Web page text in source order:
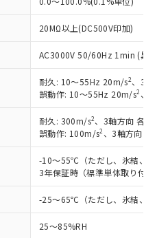
20MΩ以上(DC500V印加)
AC3000V 50/60Hz 1min (異
耐久: 10～55Hz 20m/s2、3軸
誤動作: 10～55Hz 20m/s2 、3
耐久: 300m/s2、3軸方向 各3
誤動作: 100m/s2 、3軸方向 各
-10～55℃（ただし、氷結、
3年保証時（標準単体取り付
-25～65℃（ただし、氷結、
25～85%RH